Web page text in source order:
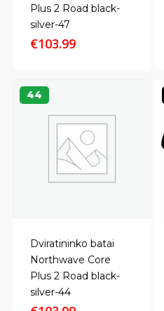
Plus 2 Road black-
silver-47
€103.99
Dviratininko batai
Northwave Core
Plus 2 Road black-
silver-44
44